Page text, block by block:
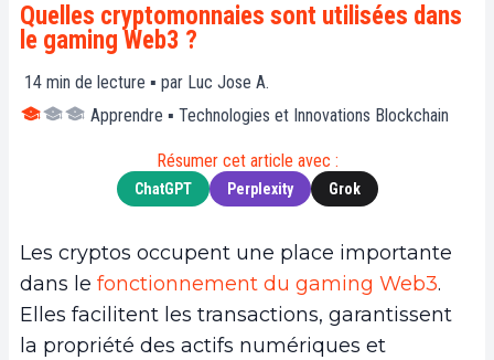
Quelles cryptomonnaies sont utilisées dans
le gaming Web3 ?
14 min de lecture ▪ par Luc Jose A.
Apprendre ▪ Technologies et Innovations Blockchain
Résumer cet article avec :
ChatGPT Perplexity Grok
Les cryptos occupent une place importante
dans le fonctionnement du gaming Web3.
Elles facilitent les transactions, garantissent
la propriété des actifs numériques et